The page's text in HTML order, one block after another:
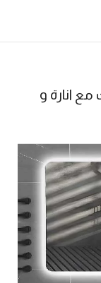
انارة و